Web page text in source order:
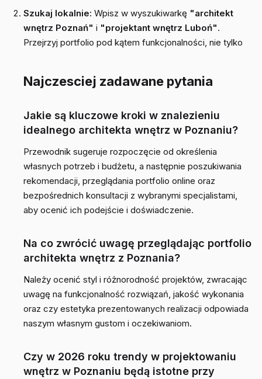
Szukaj lokalnie: Wpisz w wyszukiwarkę "architekt
wnętrz Poznań" i "projektant wnętrz Luboń".
Przejrzyj portfolio pod kątem funkcjonalności, nie tylko
Najczesciej zadawane pytania
Jakie są kluczowe kroki w znalezieniu
idealnego architekta wnętrz w Poznaniu?
Przewodnik sugeruje rozpoczęcie od określenia
własnych potrzeb i budżetu, a następnie poszukiwania
rekomendacji, przeglądania portfolio online oraz
bezpośrednich konsultacji z wybranymi specjalistami,
aby ocenić ich podejście i doświadczenie.
Na co zwrócić uwagę przeglądając portfolio
architekta wnętrz z Poznania?
Należy ocenić styl i różnorodność projektów, zwracając
uwagę na funkcjonalność rozwiązań, jakość wykonania
oraz czy estetyka prezentowanych realizacji odpowiada
naszym własnym gustom i oczekiwaniom.
Czy w 2026 roku trendy w projektowaniu
wnętrz w Poznaniu będą istotne przy